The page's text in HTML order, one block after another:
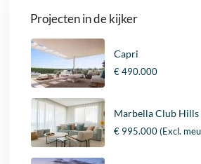
Projecten in de kijker
Capri
€ 490.000
Marbella Club Hills
€ 995.000(Excl.